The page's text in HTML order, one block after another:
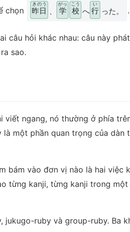
chọn 昨日
きのう
、 学
がっ
校
こう
へ行
い
った。 .
câu hỏi khác nhau: câu này
sao.
ngang, nó thường ở phía
một phần quan trọng của dàn
bám vào đơn vị nào là hai việc
từng kanji, từng kanji trong
jukugo-ruby và group-ruby. Ba